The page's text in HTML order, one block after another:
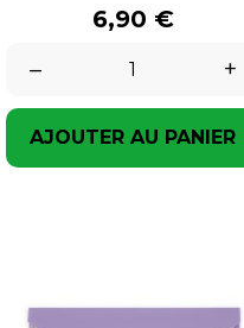
Prix
6,90 €
–
+
AJOUTER AU PANIER